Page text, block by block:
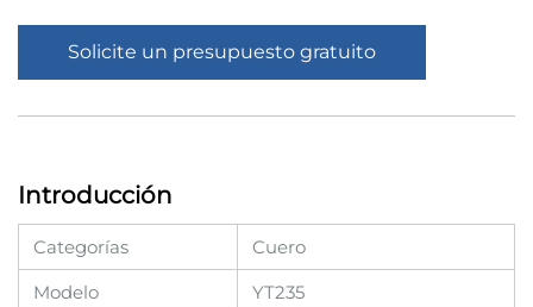
Solicite un presupuesto gratuito
Introducción
Categorías
Cuero
Modelo
YT235